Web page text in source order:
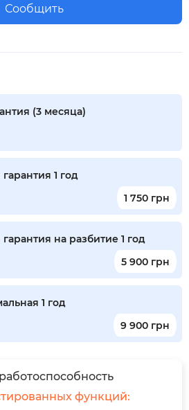
Сообщить
(3 месяца)
1 год
1 750 грн
на разбитие 1 год
5 900 грн
1 год
9 900 грн
функций: